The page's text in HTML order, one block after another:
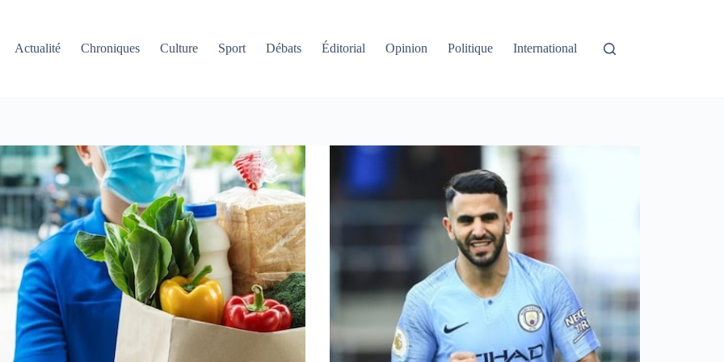
Actualité
Chroniques Culture Sport Débats Éditorial Opinion Politique International